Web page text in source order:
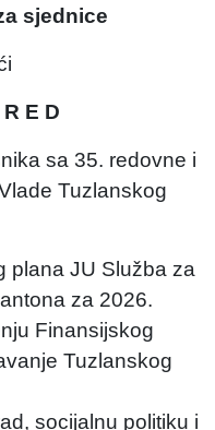
sjednice
E D
sa 35. redovne i
Tuzlanskog
plana JU Služba za
za 2026.
Finansijskog
Tuzlanskog
socijalnu politiku i